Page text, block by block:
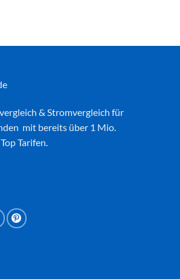
& Stromvergleich für
mit bereits über 1 Mio.
Tarifen.